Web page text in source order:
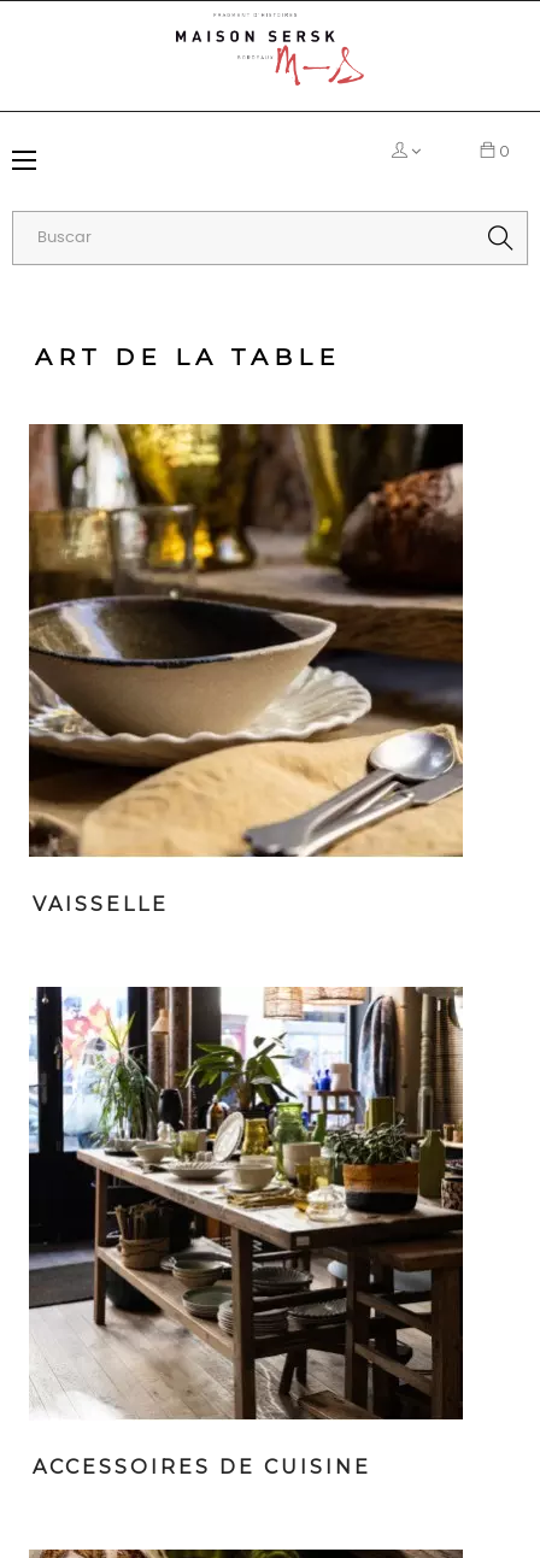
Navegación
palanca
☰
0
ART DE LA TABLE
VAISSELLE
ACCESSOIRES DE CUISINE